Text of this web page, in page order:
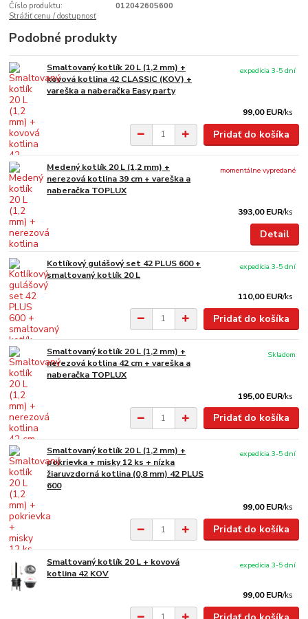
Číslo produktu:
012042605600
Strážiť cenu / dostupnosť
Podobné produkty
Smaltovaný kotlík 20 L (1,2 mm) +
kovová kotlina 42 CLASSIC (KOV) +
vareška a naberačka Easy party
99,00 EUR/ks
expedícia 3-5 dní
Pridať do košíka
Medený kotlík 20 L (1,2 mm) +
nerezová kotlina 39 cm + vareška a
naberačka TOPLUX
393,00 EUR/ks
momentálne vypredané
Detail
Kotlíkový gulášový set 42 PLUS 600 +
smaltovaný kotlík 20 L
110,00 EUR/ks
expedícia 3-5 dní
Pridať do košíka
Smaltovaný kotlík 20 L (1,2 mm) +
nerezová kotlina 42 cm + vareška a
naberačka TOPLUX
195,00 EUR/ks
Skladom
Pridať do košíka
Smaltovaný kotlík 20 L (1,2 mm) +
pokrievka + misky 12 ks + nízka
žiaruvzdorná kotlina (0,8 mm) 42 PLUS
600
99,00 EUR/ks
expedícia 3-5 dní
Pridať do košíka
Smaltovaný kotlík 20 L + kovová
kotlina 42 KOV
99,00 EUR/ks
expedícia 3-5 dní